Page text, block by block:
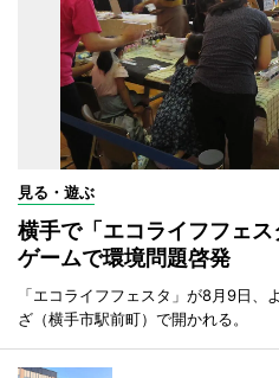
見る・遊ぶ
横手で「エコライフフェ
ゲームで環境問題啓発
「エコライフフェスタ」が8月9日、
ざ（横手市駅前町）で開かれる。